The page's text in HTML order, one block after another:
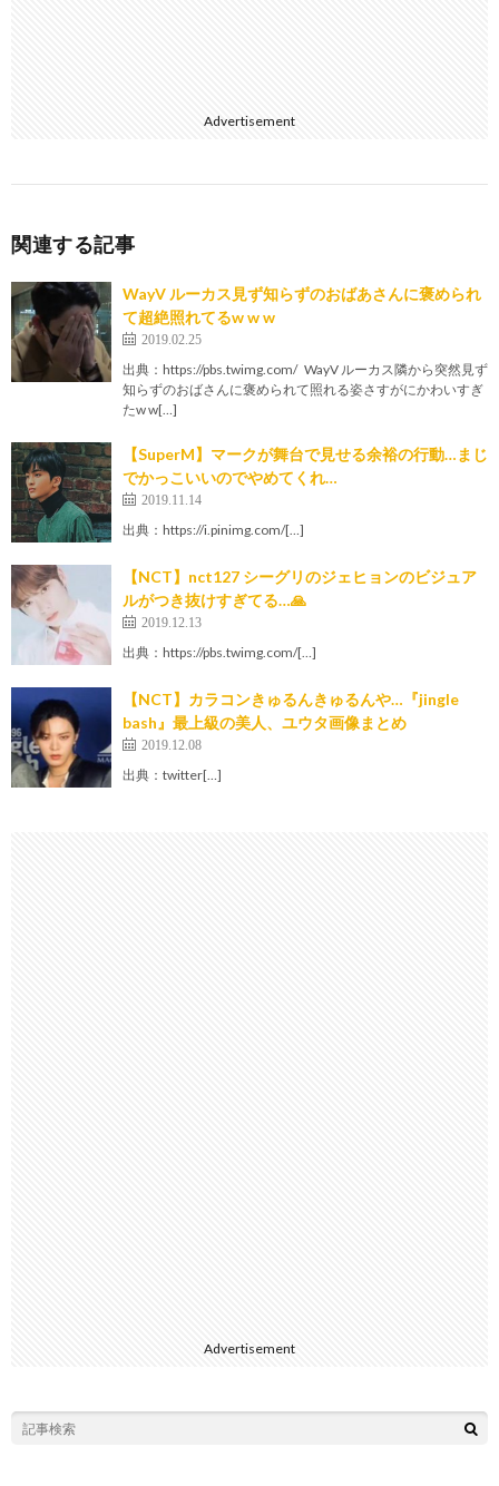
Advertisement
関連する記事
WayV ルーカス見ず知らずのおばあさんに褒められ
て超絶照れてるw w w
2019.02.25
出典：https://pbs.twimg.com/ WayV ルーカス隣から突然見ず
知らずのおばさんに褒められて照れる姿さすがにかわいすぎ
たw w[…]
【SuperM】マークが舞台で見せる余裕の行動…まじ
でかっこいいのでやめてくれ…
2019.11.14
出典：https://i.pinimg.com/[…]
【NCT】nct127 シーグリのジェヒョンのビジュア
ルがつき抜けすぎてる…🙏
2019.12.13
出典：https://pbs.twimg.com/[…]
【NCT】カラコンきゅるんきゅるんや…『jingle
bash』最上級の美人、ユウタ画像まとめ
2019.12.08
出典：twitter[…]
Advertisement